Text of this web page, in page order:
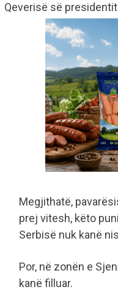
Qeverisë së
Megjithatë,
prej vitesh, këto
Serbisë nuk kanë
Por, në zonën e
kanë filluar.